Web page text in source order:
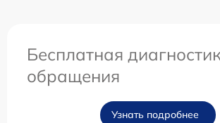
Бесплатная
обращения
Узнать подробнее